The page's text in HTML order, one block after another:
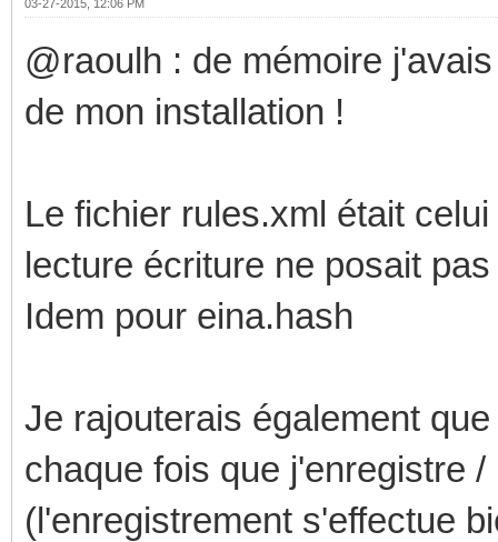
03-27-2015, 12:06 PM
@raoulh : de mémoire
de mon installation !
Le fichier rules.xml était
lecture écriture ne posait
Idem pour eina.hash
Je rajouterais également
chaque fois que j'enregistre
(l'enregistrement s'effectue